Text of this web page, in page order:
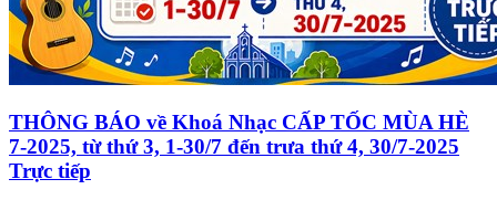
THÔNG BÁO về Khoá Nhạc CẤP TỐC MÙA HÈ
7-2025, từ thứ 3, 1-30/7 đến trưa thứ 4, 30/7-2025
Trực tiếp